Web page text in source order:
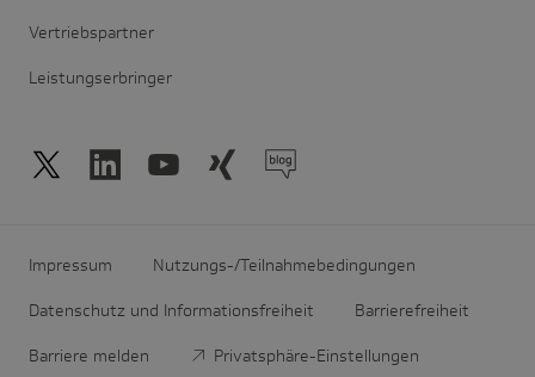
Vertriebspartner
Leistungserbringer
Impressum Nutzungs-/Teilnahmebedingungen
Datenschutz und Informationsfreiheit Barrierefreiheit
Barriere melden Privatsphäre-Einstellungen